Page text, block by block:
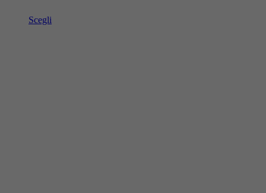
Scegli